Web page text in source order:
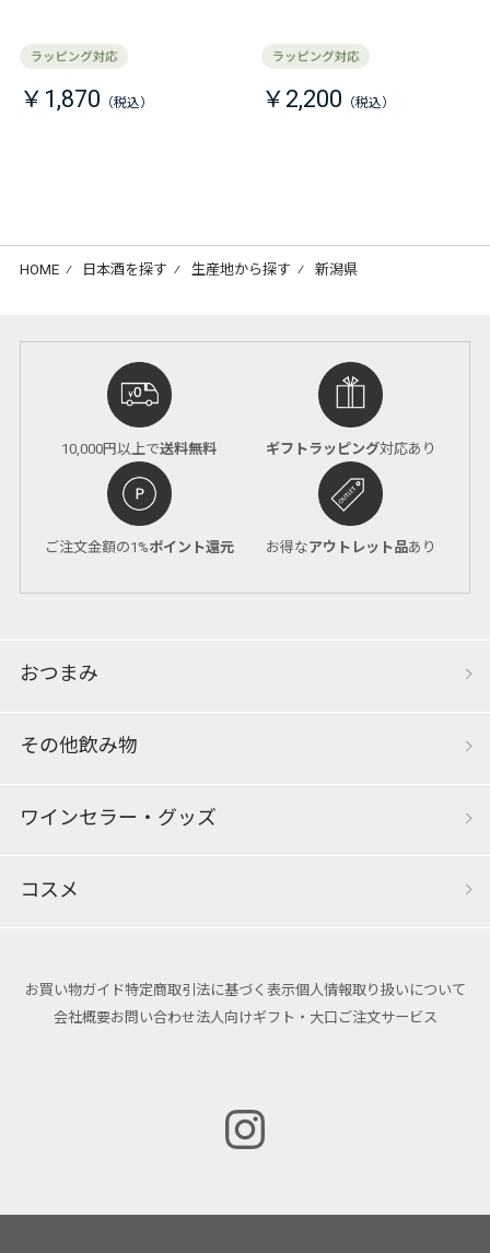
￥1,870 ￥2,200
HOME ⁄ 日本酒を探す ⁄ 生産地から探す ⁄ 新潟県
10,000円以上で送料無料 ギフトラッピング対応あり
ご注文金額の1%ポイント還元 お得なアウトレット品あり
おつまみ
その他飲み物
ワインセラー・グッズ
コスメ
お買い物ガイド特定商取引法に基づく表示個人情報取り扱いについて
会社概要お問い合わせ法人向けギフト・大口ご注文サービス